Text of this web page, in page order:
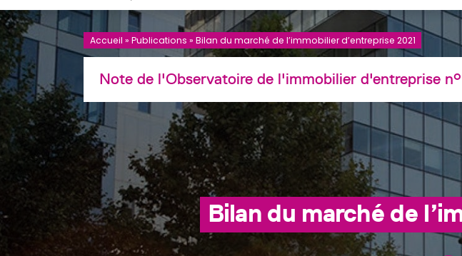
Accueil » Publications » Bilan du marché de l’immobilier d’entreprise 2021
Note de l'Observatoire de l'immobilier d'entreprise
Bilan du marché de